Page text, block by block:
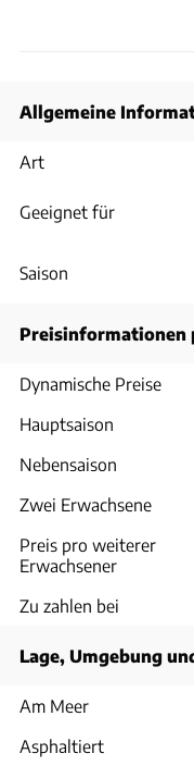
Allgemeine
Art
Geeignet für
Saison
Preisinformationen
Dynamische Preise
Hauptsaison
Nebensaison
Zwei Erwachsene
Preis pro weiterer
Erwachsener
Zu zahlen bei
Lage, Umgebung
Am Meer
Asphaltiert